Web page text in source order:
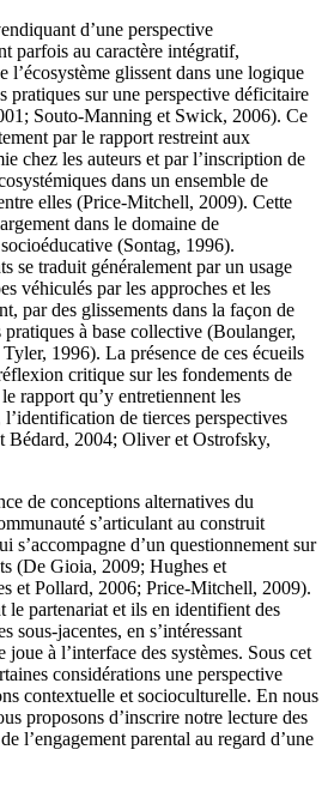
d’une perspective
parfois au caractère intégratif,
l’écosystème glissent dans une logique
pratiques sur une perspective déficitaire
Souto-Manning et Swick, 2006). Ce
par le rapport restreint aux
chez les auteurs et par l’inscription de
dans un ensemble de
elles (Price-Mitchell, 2009). Cette
dans le domaine de
(Sontag, 1996).
se traduit généralement par un usage
véhiculés par les approches et les
par des glissements dans la façon de
à base collective (Boulanger,
1996). La présence de ces écueils
critique sur les fondements de
rapport qu’y entretiennent les
l’identification de tierces perspectives
Bédard, 2004; Oliver et Ostrofsky,
de conceptions alternatives du
s’articulant au construit
s’accompagne d’un questionnement sur
(De Gioia, 2009; Hughes et
et Pollard, 2006; Price-Mitchell, 2009).
le partenariat et ils en identifient des
sous-jacentes, en s’intéressant
à l’interface des systèmes. Sous cet
considérations une perspective
contextuelle et socioculturelle. En nous
proposons d’inscrire notre lecture des
l’engagement parental au regard d’une